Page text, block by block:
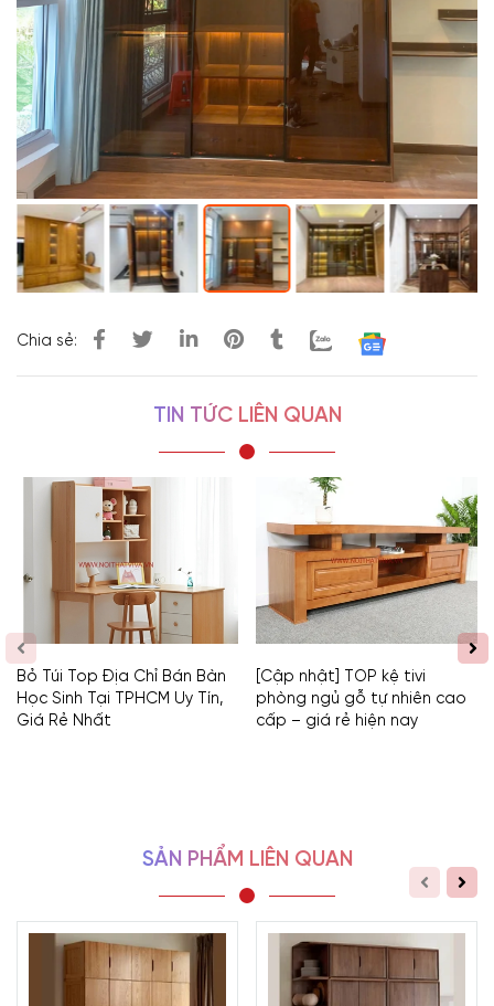
Chia sẻ:
TIN TỨC LIÊN QUAN
Bỏ Túi Top Địa Chỉ Bán Bàn
Học Sinh Tại TPHCM Uy Tín,
Giá Rẻ Nhất
[Cập nhật] TOP kệ tivi
phòng ngủ gỗ tự nhiên cao
cấp – giá rẻ hiện nay
SẢN PHẨM LIÊN QUAN